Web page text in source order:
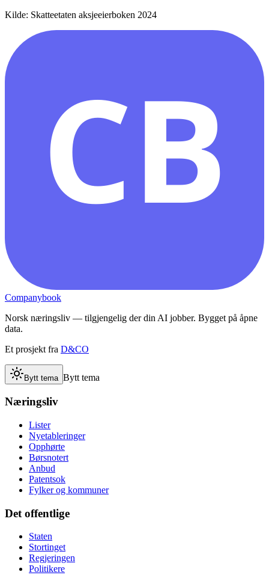
Kilde: Skatteetaten aksjeeierboken 2024
CB
Companybook
Norsk næringsliv — tilgjengelig der din AI jobber. Bygget på åpne
data.
Et prosjekt fra D&CO
Bytt tema Bytt tema
Næringsliv
Lister
Nyetableringer
Opphørte
Børsnotert
Anbud
Patentsok
Fylker og kommuner
Det offentlige
Staten
Stortinget
Regjeringen
Politikere